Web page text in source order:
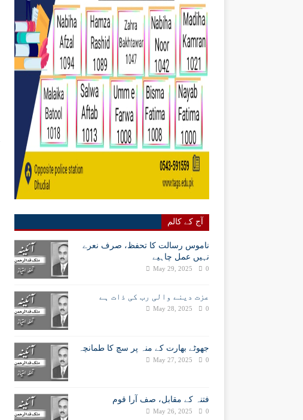
آج کے کالم
ناموس رسالت کا تحفظ، صرف نعرے
نہیں عمل چاہیے
May 29, 2025 0
عزت دینے والی رب کی ذات ہے
May 28, 2025 0
جھوٹے بھارت کے منہ پر سچ کا طمانچہ
May 27, 2025 0
فتنہ کے مقابل، صف آرا قوم
May 26, 2025 0